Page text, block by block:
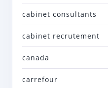
cabinet consultants
cabinet recrutement
canada
carrefour